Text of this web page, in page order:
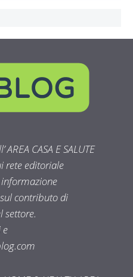
CASA E SALUTE
rete editoriale
contributo di
settore.
e